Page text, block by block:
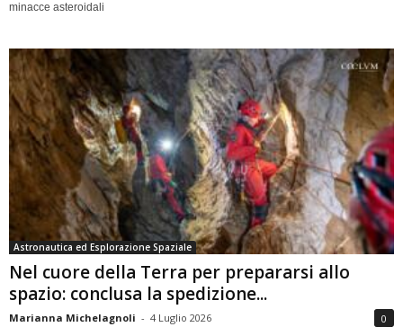
minacce asteroidali
Astronautica ed Esplorazione Spaziale
Nel cuore della Terra per prepararsi allo
spazio: conclusa la spedizione...
Marianna Michelagnoli - 4 Luglio 2026 0